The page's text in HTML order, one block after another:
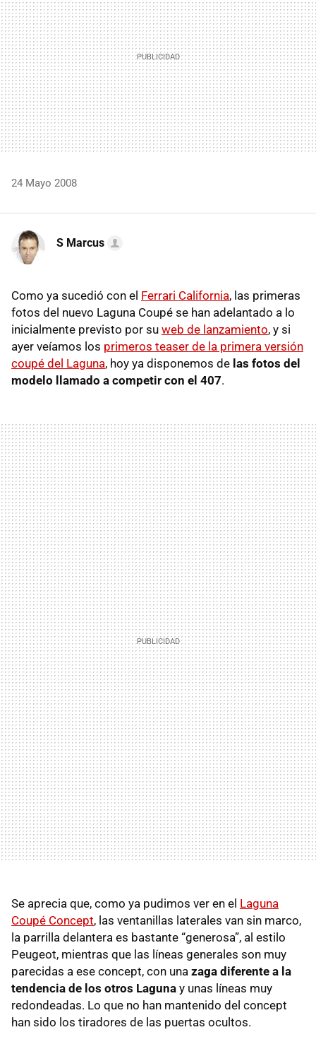
24 Mayo 2008
S Marcus
Como ya sucedió con el Ferrari California, las primeras
fotos del nuevo Laguna Coupé se han adelantado a lo
inicialmente previsto por su web de lanzamiento, y si
ayer veíamos los primeros teaser de la primera versión
coupé del Laguna, hoy ya disponemos de las fotos del
modelo llamado a competir con el 407.
Se aprecia que, como ya pudimos ver en el Laguna
Coupé Concept, las ventanillas laterales van sin marco,
la parrilla delantera es bastante “generosa”, al estilo
Peugeot, mientras que las líneas generales son muy
parecidas a ese concept, con una zaga diferente a la
tendencia de los otros Laguna y unas líneas muy
redondeadas. Lo que no han mantenido del concept
han sido los tiradores de las puertas ocultos.